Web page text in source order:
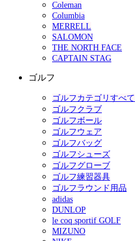
Coleman
Columbia
MERRELL
SALOMON
THE NORTH FACE
CAPTAIN STAG
ゴルフ
ゴルフカテゴリすべて
ゴルフクラブ
ゴルフボール
ゴルフウェア
ゴルフバッグ
ゴルフシューズ
ゴルフグローブ
ゴルフ練習器具
ゴルフラウンド用品
adidas
DUNLOP
le coq sportif GOLF
MIZUNO